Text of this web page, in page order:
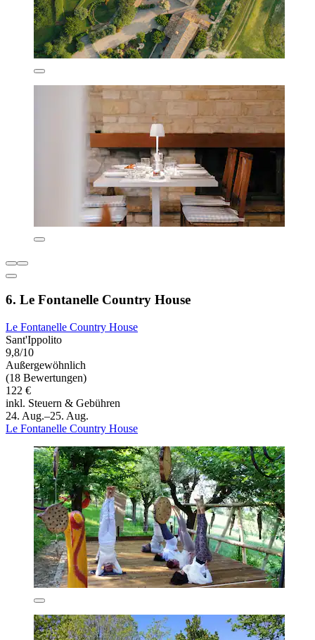
6. Le Fontanelle Country House
Le Fontanelle Country House
Sant'Ippolito
9,8/10
Außergewöhnlich
(18 Bewertungen)
122 €
inkl. Steuern & Gebühren
24. Aug.–25. Aug.
Le Fontanelle Country House